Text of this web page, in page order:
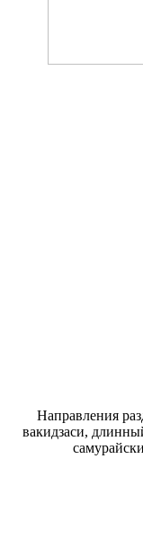
Направления
вакидзаси,